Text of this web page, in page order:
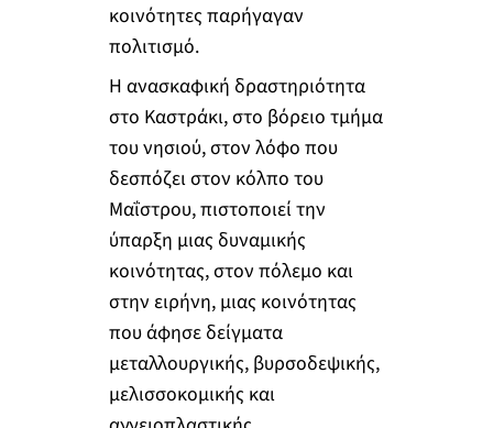
κοινότητες παρήγαγαν
πολιτισμό.
Η ανασκαφική δραστηριότητα
στο Καστράκι, στο βόρειο τμήμα
του νησιού, στον λόφο που
δεσπόζει στον κόλπο του
Μαΐστρου, πιστοποιεί την
ύπαρξη μιας δυναμικής
κοινότητας, στον πόλεμο και
στην ειρήνη, μιας κοινότητας
που άφησε δείγματα
μεταλλουργικής, βυρσοδεψικής,
μελισσοκομικής και